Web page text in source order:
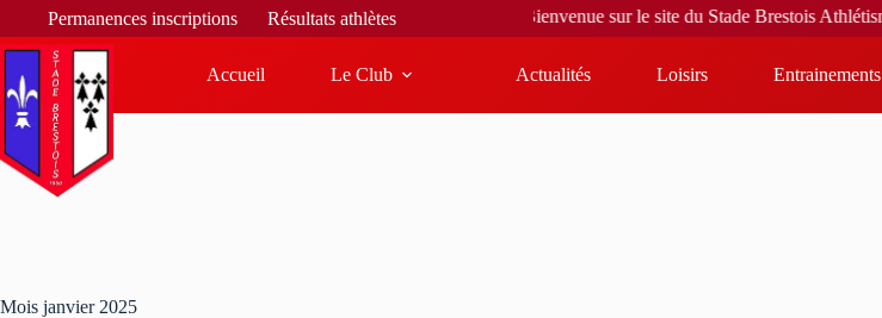
Permanences inscriptions Résultats athlètes Bienvenue sur le site du Stade Brestois Athlétisme
Accueil Le Club Actualités Loisirs Entrainements
Mois janvier 2025